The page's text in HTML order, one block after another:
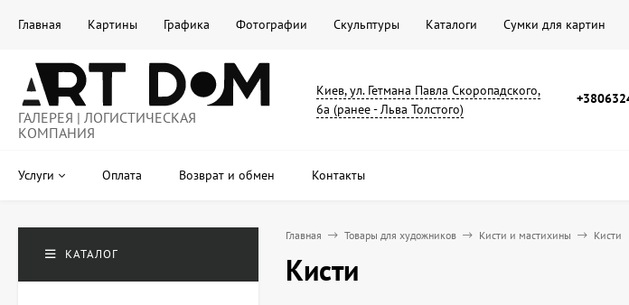
Главная Картины Графика Фотографии Скульптуры Каталоги Сумки для картин
ГАЛЕРЕЯ | ЛОГИСТИЧЕСКАЯ
КОМПАНИЯ
Киев, ул. Гетмана Павла Скоропадского,
6а (ранее - Льва Толстого)
Услуги Оплата Возврат и обмен Контакты
Главная Товары для художников Кисти и мастихины Кисти
Кисти
КАТАЛОГ